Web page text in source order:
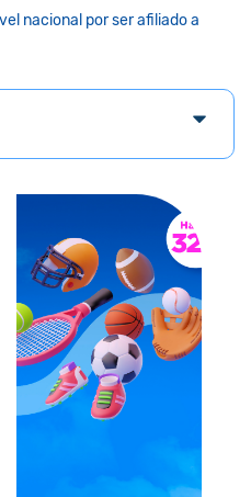
nacional por ser afiliado a